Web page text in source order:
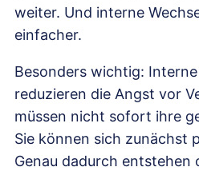
weiter. Und interne
einfacher.
Besonders wichtig:
reduzieren die Angst vor
müssen nicht sofort ihre
Sie können sich zunächst
Genau dadurch entstehen